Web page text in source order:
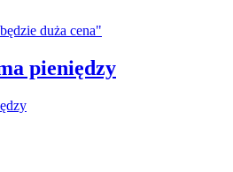
pieniędzy